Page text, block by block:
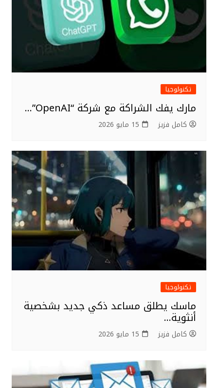
تكنولوجيا
مارك يفك الشراكة مع شركة “OpenAI”…
كامل فزيز 15 مايو 2026
تكنولوجيا
ماسك يطلق مساعد ذكي جديد بشخصية
أنثوية…
كامل فزيز 15 مايو 2026